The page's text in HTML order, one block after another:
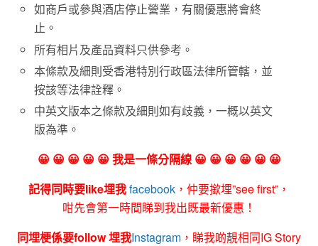
如商戶或參與酒店停止營業，有關優惠將會終
止。
所有相片及產品資料只供參考。
本條款及細則受香港特別行政區法律所管轄，並
按該等法律詮釋。
中英文版本之條款及細則如有歧義，一概以英文
版為準。
😀 😀 😀 😀 😀 我是一條分隔線 😀 😀 😀 😀 😀 😀
記得同時要like埋我facebook ，仲要撳埋”see first”，
咁先會第一時間睇到我出既最新優惠！
同埋梗係要follow 埋我Instagram ，睇我啲靚相同IG Story